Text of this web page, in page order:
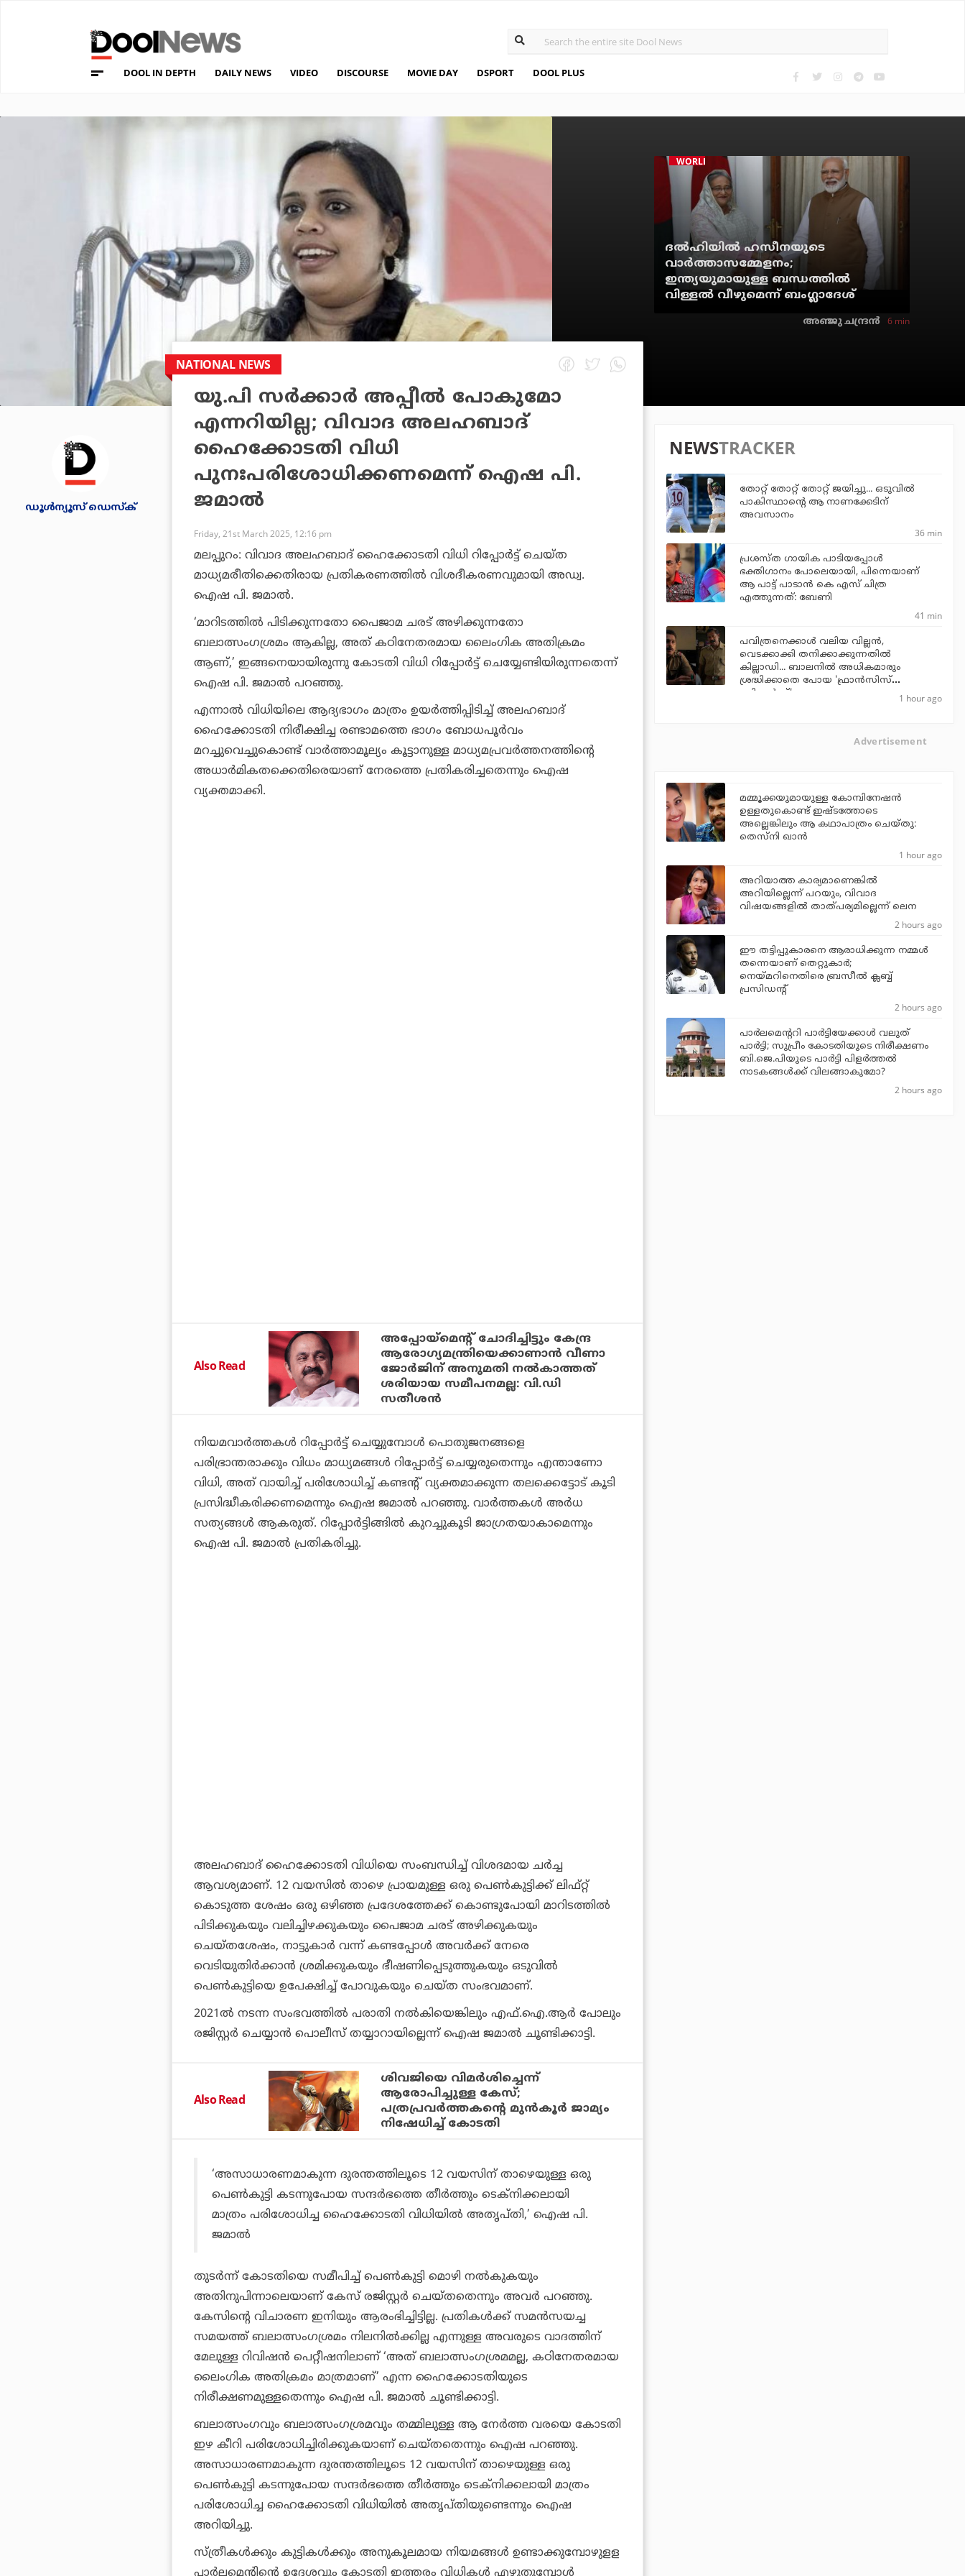
DOOL IN DEPTH DAILY NEWS VIDEO DISCOURSE MOVIE DAY DSPORT DOOL PLUS
WORLD
ദല്‍ഹിയില്‍ ഹസീനയുടെ
വാര്‍ത്താസമ്മേളനം;
ഇന്ത്യയുമായുള്ള ബന്ധത്തില്‍
വിള്ളല്‍ വീഴുമെന്ന് ബംഗ്ലാദേശ്
അഞ്ജു ചന്ദ്രന്‍ 6 min
ഡൂള്‍ന്യൂസ് ഡെസ്‌ക്
NATIONAL NEWS
യു.പി സര്‍ക്കാര്‍ അപ്പീല്‍ പോകുമോ
എന്നറിയില്ല; വിവാദ അലഹബാദ്
ഹൈക്കോടതി വിധി
പുനഃപരിശോധിക്കണമെന്ന് ഐഷ പി.
ജമാല്‍
Friday, 21st March 2025, 12:16 pm
മലപ്പുറം: വിവാദ അലഹബാദ് ഹൈക്കോടതി വിധി റിപ്പോര്‍ട്ട് ചെയ്ത
മാധ്യമരീതിക്കെതിരായ പ്രതികരണത്തില്‍ വിശദീകരണവുമായി അഡ്വ.
ഐഷ പി. ജമാല്‍.
‘മാറിടത്തില്‍ പിടിക്കുന്നതോ പൈജാമ ചരട് അഴിക്കുന്നതോ
ബലാത്സംഗശ്രമം ആകില്ല, അത് കഠിനേതരമായ ലൈംഗിക അതിക്രമം
ആണ്,’ ഇങ്ങനെയായിരുന്നു കോടതി വിധി റിപ്പോര്‍ട്ട് ചെയ്യേണ്ടിയിരുന്നതെന്ന്
ഐഷ പി. ജമാല്‍ പറഞ്ഞു.
എന്നാല്‍ വിധിയിലെ ആദ്യഭാഗം മാത്രം ഉയര്‍ത്തിപ്പിടിച്ച് അലഹബാദ്
ഹൈക്കോടതി നിരീക്ഷിച്ച രണ്ടാമത്തെ ഭാഗം ബോധപൂര്‍വം
മറച്ചുവെച്ചുകൊണ്ട് വാര്‍ത്താമൂല്യം കൂട്ടാനുള്ള മാധ്യമപ്രവര്‍ത്തനത്തിന്റെ
അധാര്‍മികതക്കെതിരെയാണ് നേരത്തെ പ്രതികരിച്ചതെന്നും ഐഷ
വ്യക്തമാക്കി.
Also Read
അപ്പോയ്‌മെന്റ് ചോദിച്ചിട്ടും കേന്ദ്ര
ആരോഗ്യമന്ത്രിയെക്കാണാൻ വീണാ
ജോർജിന് അനുമതി നൽകാത്തത്
ശരിയായ സമീപനമല്ല: വി.ഡി
സതീശൻ
നിയമവാര്‍ത്തകള്‍ റിപ്പോര്‍ട്ട് ചെയ്യുമ്പോള്‍ പൊതുജനങ്ങളെ
പരിഭ്രാന്തരാക്കും വിധം മാധ്യമങ്ങള്‍ റിപ്പോര്‍ട്ട് ചെയ്യരുതെന്നും എന്താണോ
വിധി, അത് വായിച്ച് പരിശോധിച്ച് കണ്ടന്റ് വ്യക്തമാക്കുന്ന തലക്കെട്ടോട് കൂടി
പ്രസിദ്ധീകരിക്കണമെന്നും ഐഷ ജമാല്‍ പറഞ്ഞു. വാര്‍ത്തകള്‍ അര്‍ധ
സത്യങ്ങള്‍ ആകരുത്. റിപ്പോര്‍ട്ടിങ്ങില്‍ കുറച്ചുകൂടി ജാഗ്രതയാകാമെന്നും
ഐഷ പി. ജമാല്‍ പ്രതികരിച്ചു.
അലഹബാദ് ഹൈക്കോടതി വിധിയെ സംബന്ധിച്ച് വിശദമായ ചര്‍ച്ച
ആവശ്യമാണ്. 12 വയസില്‍ താഴെ പ്രായമുള്ള ഒരു പെണ്‍കുട്ടിക്ക് ലിഫ്റ്റ്
കൊടുത്ത ശേഷം ഒരു ഒഴിഞ്ഞ പ്രദേശത്തേക്ക് കൊണ്ടുപോയി മാറിടത്തില്‍
പിടിക്കുകയും വലിച്ചിഴക്കുകയും പൈജാമ ചരട് അഴിക്കുകയും
ചെയ്തശേഷം, നാട്ടുകാര്‍ വന്ന് കണ്ടപ്പോള്‍ അവര്‍ക്ക് നേരെ
വെടിയുതിര്‍ക്കാന്‍ ശ്രമിക്കുകയും ഭീഷണിപ്പെടുത്തുകയും ഒടുവില്‍
പെണ്‍കുട്ടിയെ ഉപേക്ഷിച്ച് പോവുകയും ചെയ്ത സംഭവമാണ്.
2021ല്‍ നടന്ന സംഭവത്തില്‍ പരാതി നല്‍കിയെങ്കിലും എഫ്.ഐ.ആര്‍ പോലും
രജിസ്റ്റര്‍ ചെയ്യാന്‍ പൊലീസ് തയ്യാറായില്ലെന്ന് ഐഷ ജമാല്‍ ചൂണ്ടിക്കാട്ടി.
Also Read
ശിവജിയെ വിമർശിച്ചെന്ന്
ആരോപിച്ചുള്ള കേസ്;
പത്രപ്രവർത്തകന്റെ മുൻ‌കൂർ ജാമ്യം
നിഷേധിച്ച് കോടതി
‘അസാധാരണമാകുന്ന ദുരന്തത്തിലൂടെ 12 വയസിന് താഴെയുള്ള ഒരു
പെണ്‍കുട്ടി കടന്നുപോയ സന്ദര്‍ഭത്തെ തീര്‍ത്തും ടെക്‌നിക്കലായി
മാത്രം പരിശോധിച്ച ഹൈക്കോടതി വിധിയില്‍ അതൃപ്തി,’ ഐഷ പി.
ജമാല്‍
തുടര്‍ന്ന് കോടതിയെ സമീപിച്ച് പെണ്‍കുട്ടി മൊഴി നല്‍കുകയും
അതിനുപിന്നാലെയാണ് കേസ് രജിസ്റ്റര്‍ ചെയ്തതെന്നും അവര്‍ പറഞ്ഞു.
കേസിന്റെ വിചാരണ ഇനിയും ആരംഭിച്ചിട്ടില്ല. പ്രതികള്‍ക്ക് സമന്‍സയച്ച
സമയത്ത് ബലാത്സംഗശ്രമം നിലനില്‍ക്കില്ല എന്നുള്ള അവരുടെ വാദത്തിന്
മേലുള്ള റിവിഷന്‍ പെറ്റീഷനിലാണ് ‘അത് ബലാത്സംഗശ്രമമല്ല, കഠിനേതരമായ
ലൈംഗിക അതിക്രമം മാത്രമാണ്’ എന്ന ഹൈക്കോടതിയുടെ
നിരീക്ഷണമുള്ളതെന്നും ഐഷ പി. ജമാല്‍ ചൂണ്ടിക്കാട്ടി.
ബലാത്സംഗവും ബലാത്സംഗശ്രമവും തമ്മിലുള്ള ആ നേര്‍ത്ത വരയെ കോടതി
ഇഴ കീറി പരിശോധിച്ചിരിക്കുകയാണ് ചെയ്തതെന്നും ഐഷ പറഞ്ഞു.
അസാധാരണമാകുന്ന ദുരന്തത്തിലൂടെ 12 വയസിന് താഴെയുള്ള ഒരു
പെണ്‍കുട്ടി കടന്നുപോയ സന്ദര്‍ഭത്തെ തീര്‍ത്തും ടെക്‌നിക്കലായി മാത്രം
പരിശോധിച്ച ഹൈക്കോടതി വിധിയില്‍ അതൃപ്തിയുണ്ടെന്നും ഐഷ
അറിയിച്ചു.
സ്ത്രീകള്‍ക്കും കുട്ടികള്‍ക്കും അനുകൂലമായ നിയമങ്ങള്‍ ഉണ്ടാക്കുമ്പോഴുളള
പാര്‍ലമെന്റിന്റെ ഉദ്ദേശവും കോടതി ഇത്തരം വിധികള്‍ എഴുതുമ്പോള്‍
NEWSTRACKER
തോറ്റ് തോറ്റ് തോറ്റ് ജയിച്ചു... ഒടുവില്‍
പാകിസ്ഥാന്റെ ആ നാണക്കേടിന്
അവസാനം
36 min
പ്രശസ്ത ഗായിക പാടിയപ്പോൾ
ഭക്തിഗാനം പോലെയായി, പിന്നെയാണ്
ആ പാട്ട് പാടാൻ കെ എസ് ചിത്ര
എത്തുന്നത്: ബേണി
41 min
പവിത്രനെക്കാള്‍ വലിയ വില്ലന്‍,
വെടക്കാക്കി തനിക്കാക്കുന്നതില്‍
കില്ലാഡി... ബാലനില്‍ അധികമാരും
ശ്രദ്ധിക്കാതെ പോയ 'ഫ്രാന്‍സിസ്
ബ്രില്യന്‍സ്'
1 hour ago
Advertisement
മമ്മൂക്കയുമായുള്ള കോമ്പിനേഷൻ
ഉള്ളതുകൊണ്ട് ഇഷ്ടത്തോടെ
അല്ലെങ്കിലും ആ കഥാപാത്രം ചെയ്തു:
തെസ്നി ഖാൻ
1 hour ago
അറിയാത്ത കാര്യമാണെങ്കിൽ
അറിയില്ലെന്ന് പറയും, വിവാദ
വിഷയങ്ങളിൽ താത്പര്യമില്ലെന്ന് ലെന
2 hours ago
ഈ തട്ടിപ്പുകാരനെ ആരാധിക്കുന്ന നമ്മള്‍
തന്നെയാണ് തെറ്റുകാര്‍;
നെയ്മറിനെതിരെ ബ്രസീല്‍ ക്ലബ്ബ്
പ്രസിഡന്റ്
2 hours ago
പാര്‍ലമെന്ററി പാര്‍ട്ടിയേക്കാള്‍ വലുത്
പാര്‍ട്ടി; സുപ്രീം കോടതിയുടെ നിരീക്ഷണം
ബി.ജെ.പിയുടെ പാര്‍ട്ടി പിളര്‍ത്തല്‍
നാടകങ്ങള്‍ക്ക് വിലങ്ങാകുമോ?
2 hours ago